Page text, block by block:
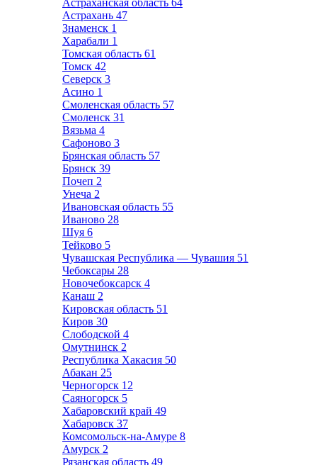
Астраханская область 64
Астрахань 47
Знаменск 1
Харабали 1
Томская область 61
Томск 42
Северск 3
Асино 1
Смоленская область 57
Смоленск 31
Вязьма 4
Сафоново 3
Брянская область 57
Брянск 39
Почеп 2
Унеча 2
Ивановская область 55
Иваново 28
Шуя 6
Тейково 5
Чувашская Республика — Чувашия 51
Чебоксары 28
Новочебоксарск 4
Канаш 2
Кировская область 51
Киров 30
Слободской 4
Омутнинск 2
Республика Хакасия 50
Абакан 25
Черногорск 12
Саяногорск 5
Хабаровский край 49
Хабаровск 37
Комсомольск-на-Амуре 8
Амурск 2
Рязанская область 49